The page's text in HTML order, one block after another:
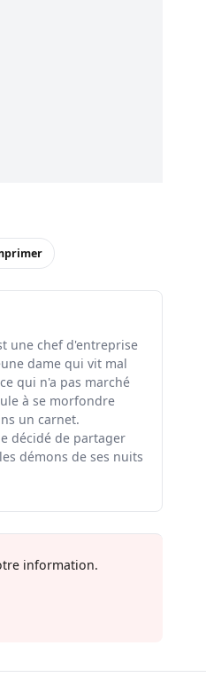
une chef d'entreprise
dame qui vit mal
qui n'a pas marché
à se morfondre
un carnet.
décidé de partager
démons de ses nuits
information.